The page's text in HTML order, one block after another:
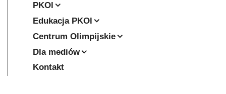
PKOl
Edukacja PKOl
Centrum Olimpijskie
Dla mediów
Kontakt